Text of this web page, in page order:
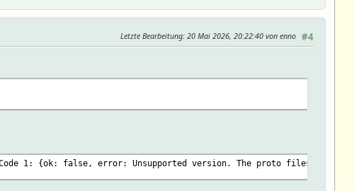
#4
Letzte Bearbeitung: 20 Mai 2026, 20:22:40 von enno
Code 1: {ok: false, error: Unsupported version. The